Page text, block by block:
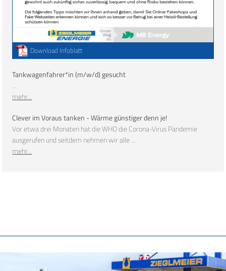
Download Infoblatt
Tankwagenfahrer*in (m/w/d) gesucht
...
mehr...
Clever im Voraus tanken - Wärme günstiger denn je!
Vor etwa drei Monaten hat die WHO die Corona-Virus Pandemie
ausgerufen und seitdem nehmen wir alle ...
mehr...